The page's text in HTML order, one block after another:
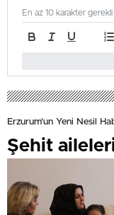
En az 10 karakter gerekli
Erzurum'un Yeni Nesil
Şehit